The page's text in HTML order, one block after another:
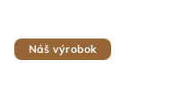
Náš výrobok